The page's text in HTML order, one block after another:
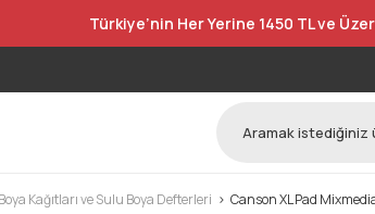
Türkiye’nin Her Yerine 1450 TL ve
Kağıtları ve Sulu Boya Defterleri Canson XL Pad